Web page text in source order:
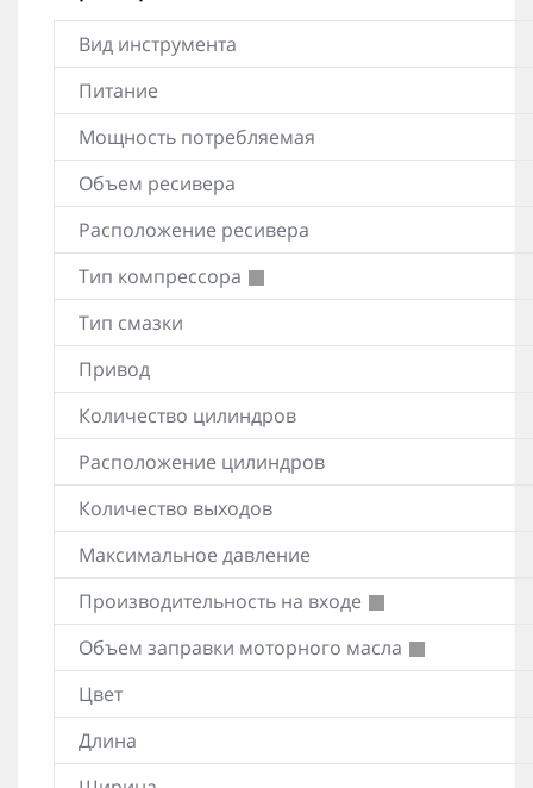
Вид инструмента
Питание
Мощность потребляемая
Объем ресивера
Расположение ресивера
Тип компрессора
Тип смазки
Привод
Количество цилиндров
Расположение цилиндров
Количество выходов
Максимальное давление
Производительность на входе
Объем заправки моторного масла
Цвет
Длина